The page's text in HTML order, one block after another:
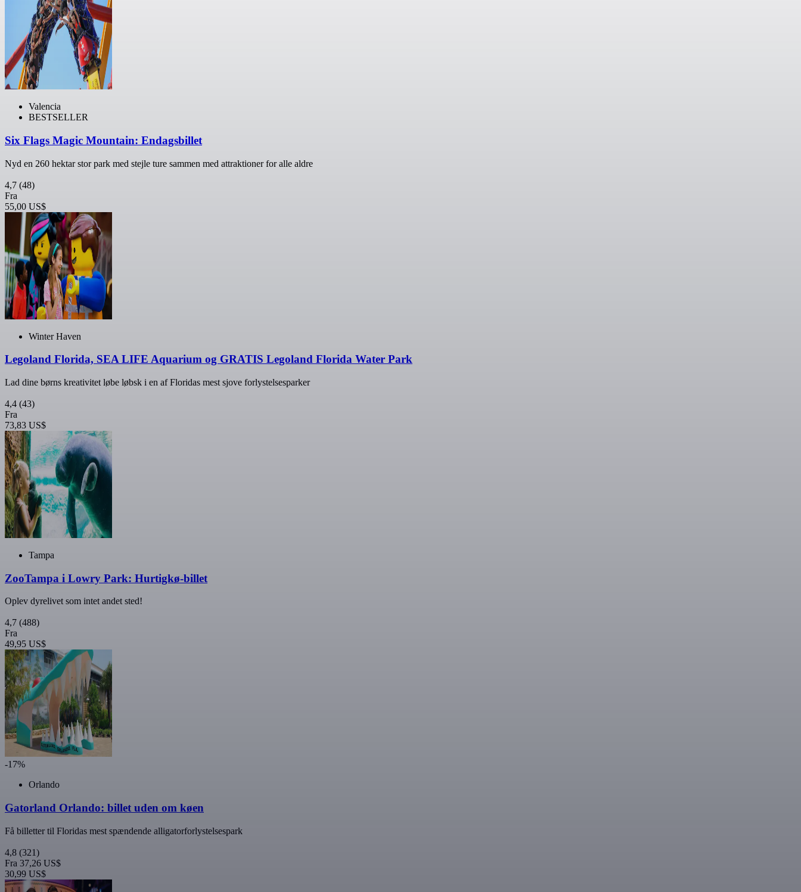
Valencia
BESTSELLER
Six Flags Magic Mountain: Endagsbillet
Nyd en 260 hektar stor park med stejle ture sammen med attraktioner for alle aldre
4,7 (48)
Fra
55,00 US$
Winter Haven
Legoland Florida, SEA LIFE Aquarium og GRATIS Legoland Florida Water Park
Lad dine børns kreativitet løbe løbsk i en af Floridas mest sjove forlystelsesparker
4,4 (43)
Fra
73,83 US$
Tampa
ZooTampa i Lowry Park: Hurtigkø-billet
Oplev dyrelivet som intet andet sted!
4,7 (488)
Fra
49,95 US$
-17%
Orlando
Gatorland Orlando: billet uden om køen
Få billetter til Floridas mest spændende alligatorforlystelsespark
4,8 (321)
Fra 37,26 US$
30,99 US$